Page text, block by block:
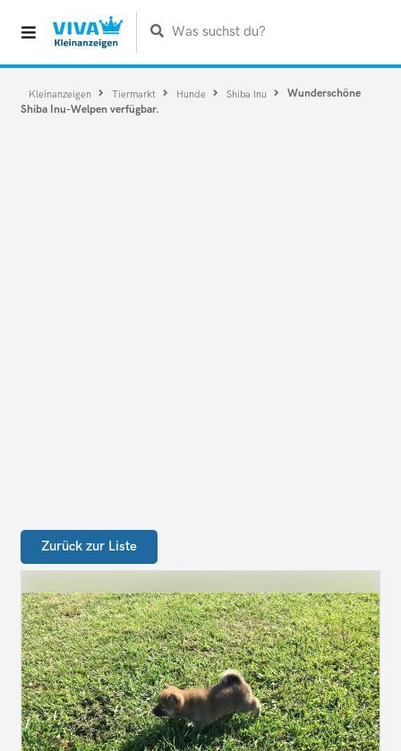
Was suchst du?
Kleinanzeigen Tiermarkt Hunde Shiba Inu
Wunderschöne
Shiba Inu-Welpen verfügbar.
Zurück zur Liste